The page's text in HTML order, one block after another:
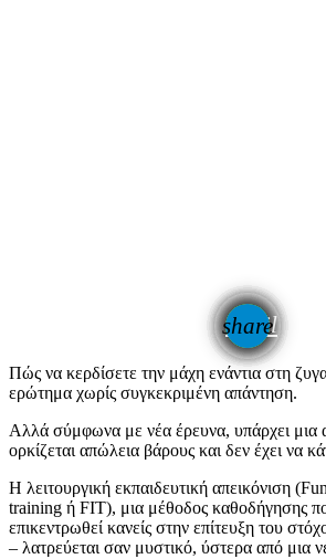
share
email
Πώς να κερδίσετε την μάχη ενάντια στη
ερώτημα χωρίς συγκεκριμένη απάντηση.
Αλλά σύμφωνα με νέα έρευνα, υπάρχει μια
ορκίζεται απώλεια βάρους και δεν έχει να
Η λειτουργική εκπαιδευτική απεικόνιση
training ή FIT), μια μέθοδος καθοδήγησης
επικεντρωθεί κανείς στην επίτευξη του
– λατρεύεται σαν μυστικό, ύστερα από μια